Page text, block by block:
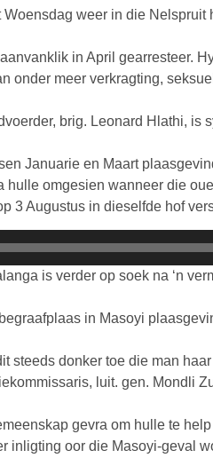
Woensdag weer in die
in April gearresteer.
onder meer verkragting,
brig. Leonard Hlathi, is
Januarie en Maart
hulle omgesien wanneer die
3 Augustus in dieselfde hof
is verder op soek na ‘n
in Masoyi
steeds donker toe die man
luit. gen. Mondli
gevra om hulle te
inligting oor die Masoyi-geval